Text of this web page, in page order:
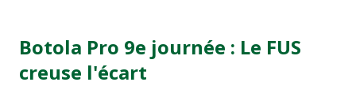
Mardi 06/12/2011 15H00 WAF - OCS au COMPLEXE SPORTIF
DE FES - FES WAC - MAS Reporté pour cause de finale de la
Botola Pro 9e journée : Le FUS
creuse l'écart